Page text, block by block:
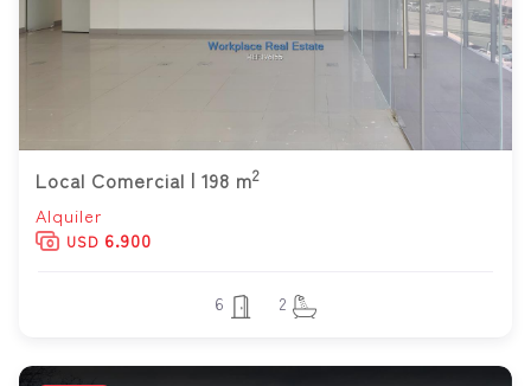
Local Comercial | 198 m2
Alquiler
USD 6.900
6 2